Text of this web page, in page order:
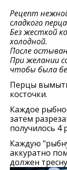
Рецепт
сладкого
Без жесткой
холодной.
После
При желании
чтобы была
Перцы
косточки.
Каждое
затем
получилось 4
Каждую
аккуратно
должен